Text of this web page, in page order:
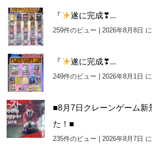
『 遂に完成❣...
259件のビュー |2026年8月8日
『 遂に完成❣...
249件のビュー |2026年8月1日
■8月7日クレーンゲーム新
た！■
235件のビュー |2026年8月7日